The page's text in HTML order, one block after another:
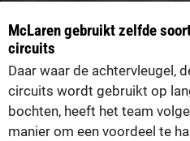
McLaren gebruikt zelfde
circuits
Daar waar de achtervleugel,
circuits wordt gebruikt op
bochten, heeft het team
manier om een voordeel te